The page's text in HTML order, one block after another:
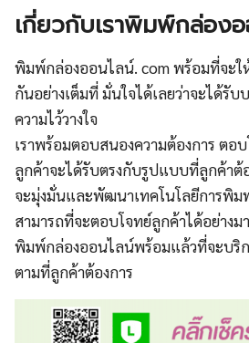
เกี่ยวกับเราพิมพ์กล่อง
พิมพ์กล่องออนไลน์. comพร้อมที่จะใ
กันอย่างเต็มที่ มั่นใจได้เลยว่าจะได้รั
ความไว้วางใจ
เราพร้อมตอบสนองความต้องการ ตอ
ลูกค้าจะได้รับตรงกับรูปแบบที่ลูกค้าต้
จะมุ่งมั่นและพัฒนาเทคโนโลยีการพิม
สามารถที่จะตอบโจทย์ลูกค้าได้อย่างม
พิมพ์กล่องออนไลน์พร้อมแล้วที่จะบริ
ตามที่ลูกค้าต้องการ